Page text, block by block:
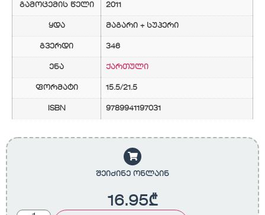
გამოცემის წელი 2011
ყდა მაგარი + სუპერი
გვერდი 346
ენა ქართული
ფორმატი 15.5/21.5
ISBN 9789941197031
შეიძინე ონლაინ
16.95₾